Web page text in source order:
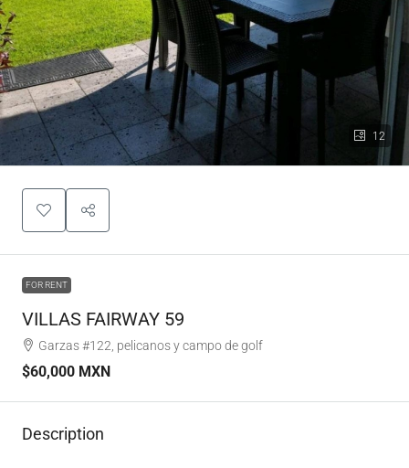
12
FOR RENT
VILLAS FAIRWAY 59
Garzas #122, pelicanos y campo de golf
$60,000 MXN
Description